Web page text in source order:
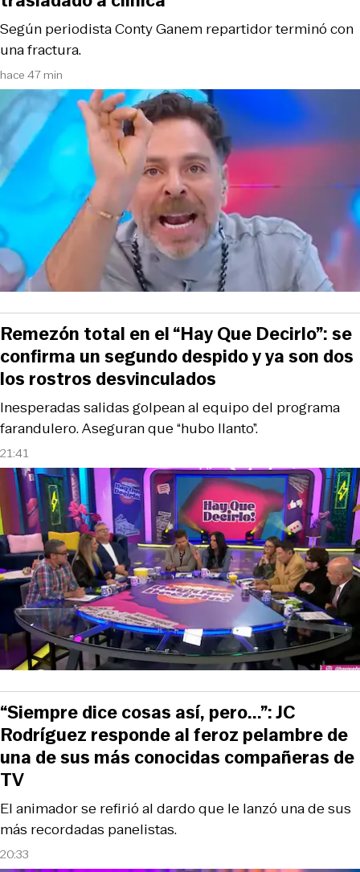
hace 47 min
Según periodista Conty Ganem repartidor terminó con
una fractura.
21:41
Inesperadas salidas golpean al equipo del programa
farandulero. Aseguran que “hubo llanto”.
Remezón total en el “Hay Que Decirlo”: se
confirma un segundo despido y ya son dos
los rostros desvinculados
20:33
El animador se refirió al dardo que le lanzó una de sus
más recordadas panelistas.
“Siempre dice cosas así, pero...”: JC
Rodríguez responde al feroz pelambre de
una de sus más conocidas compañeras de
TV